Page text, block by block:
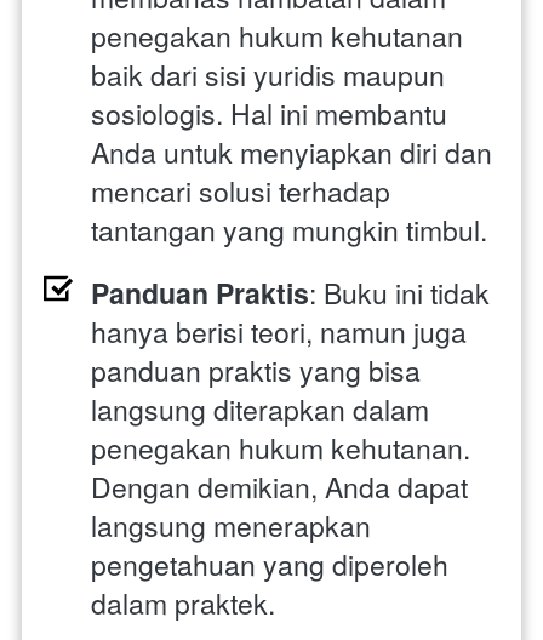
penegakan hukum kehutanan
baik dari sisi yuridis maupun
sosiologis. Hal ini membantu
Anda untuk menyiapkan diri dan
mencari solusi terhadap
tantangan yang mungkin timbul.
Panduan Praktis: Buku ini tidak
hanya berisi teori, namun juga
panduan praktis yang bisa
langsung diterapkan dalam
penegakan hukum kehutanan.
Dengan demikian, Anda dapat
langsung menerapkan
pengetahuan yang diperoleh
dalam praktek.